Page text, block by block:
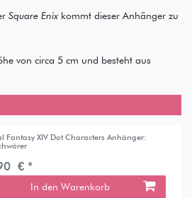
Square Enixkommt dieser Anhänger zu
von circa 5 cm und besteht aus
Fantasy XIV Dot Characters Anhänger:
€ *
In den Warenkorb